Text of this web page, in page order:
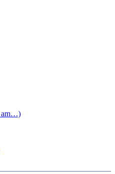
am…)